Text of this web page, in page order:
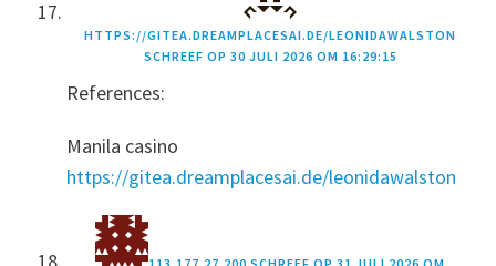
HTTPS://GITEA.DREAMPLACESAI.DE/LEONIDAWALSTON
SCHREEF OP 30 JULI 2026 OM 16:29:15
References:
Manila casino
https://gitea.dreamplacesai.de/leonidawalston